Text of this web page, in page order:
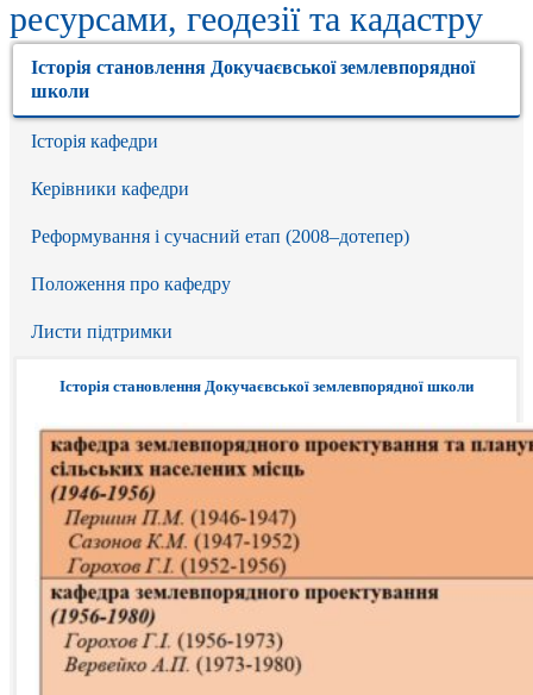
ресурсами, геодезії та кадастру
Історія становлення Докучаєвської землевпорядної
школи
Історія кафедри
Керівники кафедри
Реформування і сучасний етап (2008–дотепер)
Положення про кафедру
Листи підтримки
Історія становлення Докучаєвської землевпорядної школи